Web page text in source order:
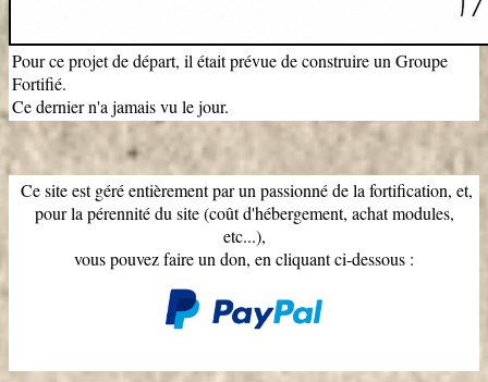
Pour ce projet de départ, il était prévue de construire un Groupe
Fortifié.
Ce dernier n'a jamais vu le jour.
Ce site est géré entièrement par un passionné de la fortification, et,
pour la pérennité du site (coût d'hébergement, achat modules,
etc...),
vous pouvez faire un don, en cliquant ci-dessous :